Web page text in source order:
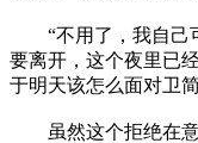
“不用了，我自己可
要离开，这个夜里已
于明天该怎么面对卫
虽然这个拒绝在意